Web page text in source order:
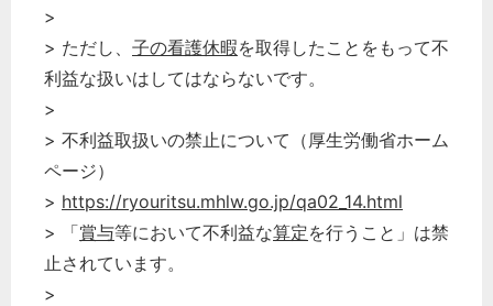
>
> ただし、 子の看護休暇を取得したことをもって不
利益な扱いはしてはならないです。
>
> 不利益取扱いの禁止について（厚生労働省ホーム
ページ）
> https://ryouritsu.mhlw.go.jp/qa02_14.html
> 「賞与等において不利益な算定を行うこと」は禁
止されています。
>
秘書のノウハウ